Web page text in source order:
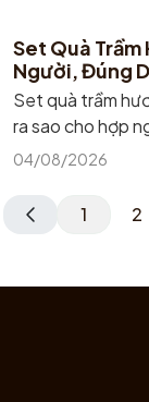
Set Quà
Người, Đúng
Set quà trầm
ra sao cho hợp
04/08/2026
1 2